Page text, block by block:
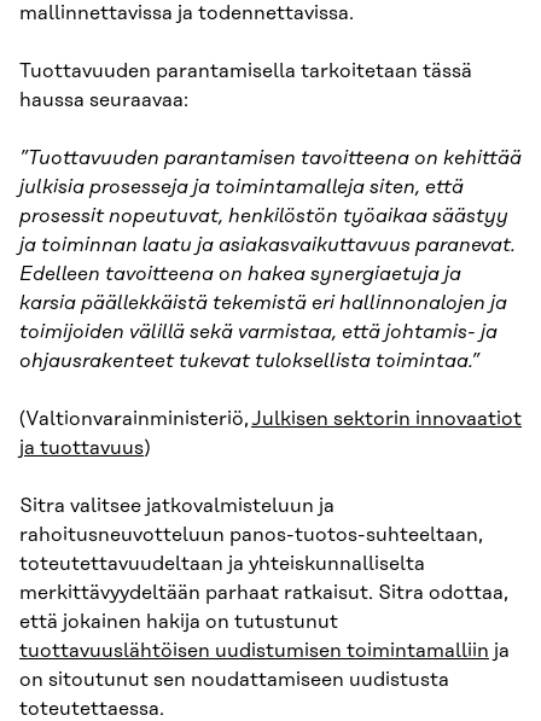
mallinnettavissa ja todennettavissa.
Tuottavuuden parantamisella tarkoitetaan tässä
haussa seuraavaa:
”Tuottavuuden parantamisen tavoitteena on kehittää
julkisia prosesseja ja toimintamalleja siten, että
prosessit nopeutuvat, henkilöstön työaikaa säästyy
ja toiminnan laatu ja asiakasvaikuttavuus paranevat.
Edelleen tavoitteena on hakea synergiaetuja ja
karsia päällekkäistä tekemistä eri hallinnonalojen ja
toimijoiden välillä sekä varmistaa, että johtamis- ja
ohjausrakenteet tukevat tuloksellista toimintaa.”
(Valtionvarainministeriö,Julkisen sektorin innovaatiot
ja tuottavuus)
Sitra valitsee jatkovalmisteluun ja
rahoitusneuvotteluun panos-tuotos-suhteeltaan,
toteutettavuudeltaan ja yhteiskunnalliselta
merkittävyydeltään parhaat ratkaisut. Sitra odottaa,
että jokainen hakija on tutustunut
tuottavuuslähtöisen uudistumisen toimintamalliin ja
on sitoutunut sen noudattamiseen uudistusta
toteutettaessa.